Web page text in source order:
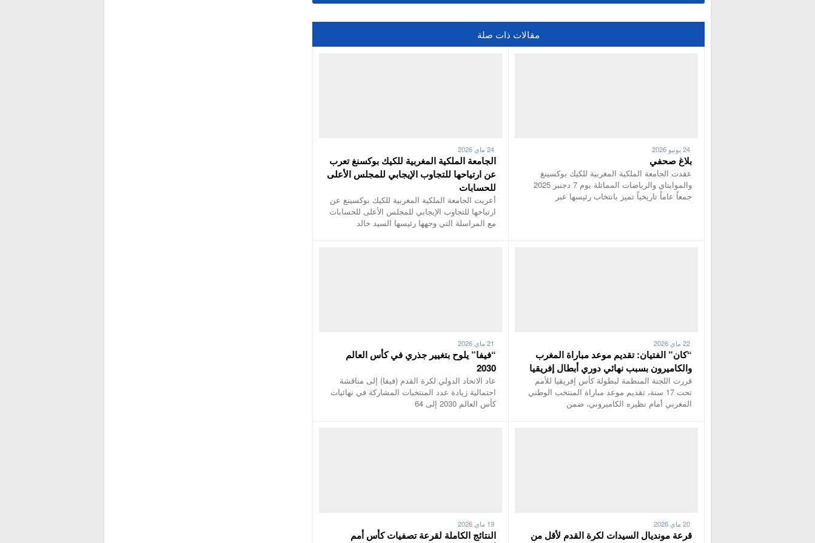
مقالات ذات صلة
بلاغ صحفي
عقدت الجامعة الملكية المغربية للكيك بوكسينغ
والموايتاي والرياضات المماثلة يوم 7 دجنبر 2025
جمعاً عاماً تاريخياً تميز بانتخاب رئيسها عبر
الجامعة الملكية المغربية للكيك بوكسنغ تعرب
عن ارتياحها للتجاوب الإيجابي للمجلس الأعلى
للحسابات
أعربت الجامعة الملكية المغربية للكيك بوكسينغ عن
ارتياحها للتجاوب الإيجابي للمجلس الأعلى للحسابات
مع المراسلة التي وجهها رئيسها السيد خالد
“كان” الفتيان: تقديم موعد مباراة المغرب
والكاميرون بسبب نهائي دوري أبطال إفريقيا
قررت اللجنة المنظمة لبطولة كأس إفريقيا للأمم
تحت 17 سنة، تقديم موعد مباراة المنتخب الوطني
المغربي أمام نظيره الكاميروني، ضمن
“فيفا” يلوح بتغيير جذري في كأس العالم
2030
عاد الاتحاد الدولي لكرة القدم (فيفا) إلى مناقشة
احتمالية زيادة عدد المنتخبات المشاركة في نهائيات
كأس العالم 2030 إلى 64
قرعة مونديال السيدات لكرة القدم لأقل من
النتائج الكاملة لقرعة تصفيات كأس أمم